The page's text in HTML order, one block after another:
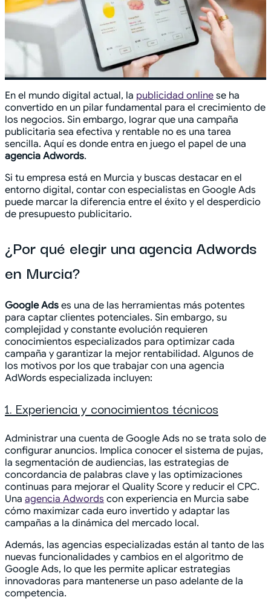
En el mundo digital actual, la publicidad online se ha
convertido en un pilar fundamental para el crecimiento de
los negocios. Sin embargo, lograr que una campaña
publicitaria sea efectiva y rentable no es una tarea
sencilla. Aquí es donde entra en juego el papel de una
agencia Adwords.
Si tu empresa está en Murcia y buscas destacar en el
entorno digital, contar con especialistas en Google Ads
puede marcar la diferencia entre el éxito y el desperdicio
de presupuesto publicitario.
¿Por qué elegir una agencia Adwords
en Murcia?
Google Ads es una de las herramientas más potentes
para captar clientes potenciales. Sin embargo, su
complejidad y constante evolución requieren
conocimientos especializados para optimizar cada
campaña y garantizar la mejor rentabilidad. Algunos de
los motivos por los que trabajar con una agencia
AdWords especializada incluyen:
1. Experiencia y conocimientos técnicos
Administrar una cuenta de Google Ads no se trata solo de
configurar anuncios. Implica conocer el sistema de pujas,
la segmentación de audiencias, las estrategias de
concordancia de palabras clave y las optimizaciones
continuas para mejorar el Quality Score y reducir el CPC.
Una agencia Adwords con experiencia en Murcia sabe
cómo maximizar cada euro invertido y adaptar las
campañas a la dinámica del mercado local.
Además, las agencias especializadas están al tanto de las
nuevas funcionalidades y cambios en el algoritmo de
Google Ads, lo que les permite aplicar estrategias
innovadoras para mantenerse un paso adelante de la
competencia.